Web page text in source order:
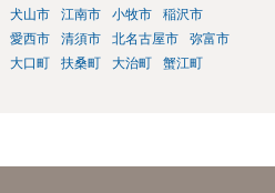
犬山市 江南市 小牧市
稲沢市
愛西市 清須市 北名古屋市
弥富市
大口町 扶桑町 大治町
蟹江町